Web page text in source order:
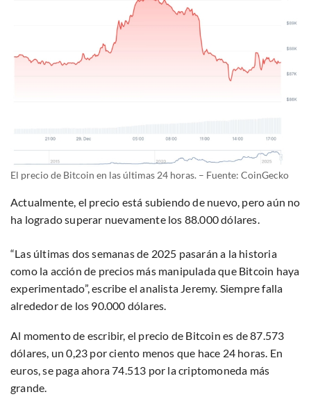
El precio de Bitcoin en las últimas 24 horas. – Fuente: CoinGecko
Actualmente, el precio está subiendo de nuevo, pero aún no
ha logrado superar nuevamente los 88.000 dólares.
“Las últimas dos semanas de 2025 pasarán a la historia
como la acción de precios más manipulada que Bitcoin haya
experimentado”, escribe el analista Jeremy. Siempre falla
alrededor de los 90.000 dólares.
Al momento de escribir, el precio de Bitcoin es de 87.573
dólares, un 0,23 por ciento menos que hace 24 horas. En
euros, se paga ahora 74.513 por la criptomoneda más
grande.